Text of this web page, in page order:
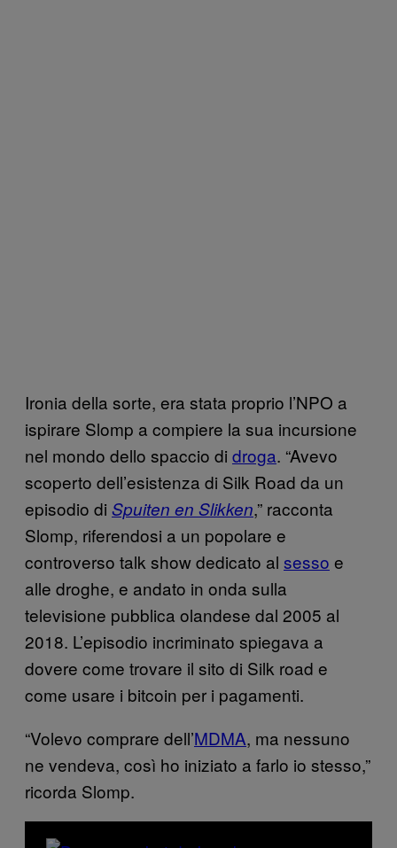
Ironia della sorte, era stata proprio l’NPO a
ispirare Slomp a compiere la sua incursione
nel mondo dello spaccio di droga. “Avevo
scoperto dell’esistenza di Silk Road da un
episodio di Spuiten en Slikken,” racconta
Slomp, riferendosi a un popolare e
controverso talk show dedicato al sesso e
alle droghe, e andato in onda sulla
televisione pubblica olandese dal 2005 al
2018. L’episodio incriminato spiegava a
dovere come trovare il sito di Silk road e
come usare i bitcoin per i pagamenti.
“Volevo comprare dell’MDMA, ma nessuno
ne vendeva, così ho iniziato a farlo io stesso,”
ricorda Slomp.